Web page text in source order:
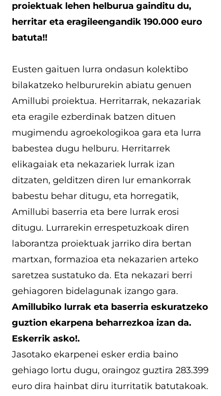
proiektuak lehen helburua gainditu du,
herritar eta eragileengandik 190.000 euro
batuta!!
Eusten gaituen lurra ondasun kolektibo
bilakatzeko helbururekin abiatu genuen
Amillubi proiektua. Herritarrak, nekazariak
eta eragile ezberdinak batzen dituen
mugimendu agroekologikoa gara eta lurra
babestea dugu helburu. Herritarrek
elikagaiak eta nekazariek lurrak izan
ditzaten, gelditzen diren lur emankorrak
babestu behar ditugu, eta horregatik,
Amillubi baserria eta bere lurrak erosi
ditugu. Lurrarekin errespetuzkoak diren
laborantza proiektuak jarriko dira bertan
martxan, formazioa eta nekazarien arteko
saretzea sustatuko da. Eta nekazari berri
gehiagoren bidelagunak izango gara.
Amillubiko lurrak eta baserria eskuratzeko
guztion ekarpena beharrezkoa izan da.
Eskerrik asko!.
Jasotako ekarpenei esker erdia baino
gehiago lortu dugu, oraingoz guztira 283.399
euro dira hainbat diru iturritatik batutakoak.